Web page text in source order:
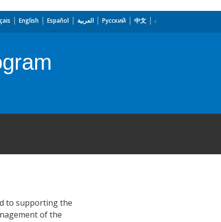
English Español العربية Русский 中文
to supporting the
of the